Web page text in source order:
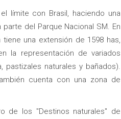
límite con Brasil, haciendo una
del Parque Nacional SM. En
una extensión de 1598 has,
la representación de variados
naturales y bañados).
cuenta con una zona de
de los "Destinos naturales" de